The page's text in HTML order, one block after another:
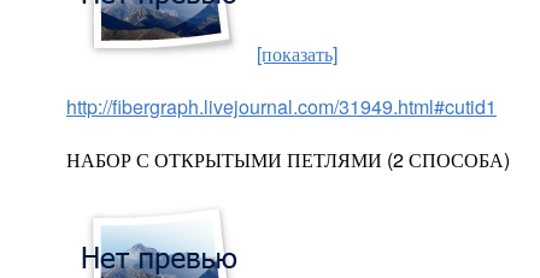
[показать]
http://fibergraph.livejournal.com/31949.html#cutid1
НАБОР С ОТКРЫТЫМИ ПЕТЛЯМИ (2 СПОСОБА)